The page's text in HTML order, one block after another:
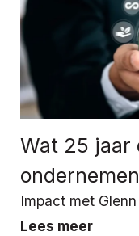
Wat 25 jaar
Impact met
Lees meer